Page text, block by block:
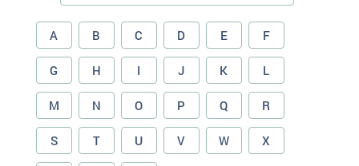
A B C D E F
G H I J K L
M N O P Q R
S T U V W X